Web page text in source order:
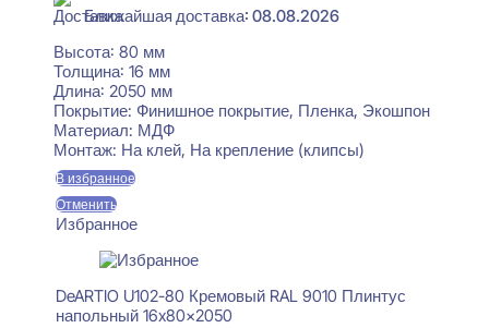
1014 ₽.
Ближайшая доставка: 08.08.2026
Высота: 80 мм
Толщина: 16 мм
Длина: 2050 мм
Покрытие: Финишное покрытие, Пленка, Экошпон
Материал: МДФ
Монтаж: На клей, На крепление (клипсы)
В избранное
Отменить
Избранное
DeARTIO U102-80 Кремовый RAL 9010 Плинтус
напольный 16x80x2050